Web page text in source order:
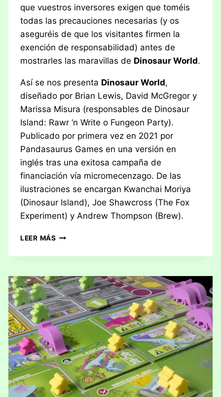
que vuestros inversores exigen que toméis
todas las precauciones necesarias (y os
aseguréis de que los visitantes firmen la
exención de responsabilidad) antes de
mostrarles las maravillas de Dinosaur World.
Así se nos presenta Dinosaur World,
diseñado por Brian Lewis, David McGregor y
Marissa Misura (responsables de Dinosaur
Island: Rawr ‘n Write o Fungeon Party).
Publicado por primera vez en 2021 por
Pandasaurus Games en una versión en
inglés tras una exitosa campaña de
financiación vía micromecenzago. De las
ilustraciones se encargan Kwanchai Moriya
(Dinosaur Island), Joe Shawcross (The Fox
Experiment) y Andrew Thompson (Brew).
LEER MÁS RESEÑA:
WORLD